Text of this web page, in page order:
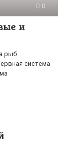
0
и
рыб
система